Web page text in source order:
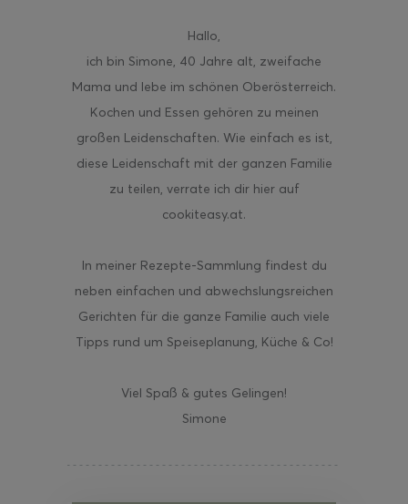
Hallo,
ich bin Simone, 40 Jahre alt, zweifache
Mama und lebe im schönen Oberösterreich.
Kochen und Essen gehören zu meinen
großen Leidenschaften. Wie einfach es ist,
diese Leidenschaft mit der ganzen Familie
zu teilen, verrate ich dir hier auf
cookiteasy.at.
In meiner Rezepte-Sammlung findest du
neben einfachen und abwechslungsreichen
Gerichten für die ganze Familie auch viele
Tipps rund um Speiseplanung, Küche & Co!
Viel Spaß & gutes Gelingen!
Simone